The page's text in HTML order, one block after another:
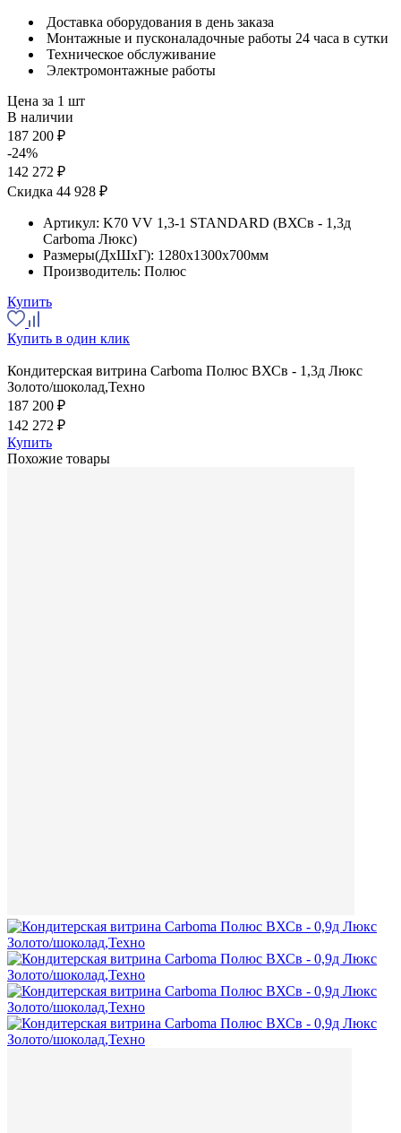
Доставка оборудования в день заказа
Монтажные и пусконаладочные работы 24 часа в сутки
Техническое обслуживание
Электромонтажные работы
Цена за 1 шт
В наличии
187 200 ₽
-24%
142 272 ₽
Скидка 44 928 ₽
Артикул: K70 VV 1,3-1 STANDARD (ВХСв - 1,3д
Carboma Люкс)
Размеры(ДхШхГ): 1280x1300x700мм
Производитель: Полюс
Купить
Купить в один клик
Кондитерская витрина Carboma Полюс ВХСв - 1,3д Люкс
Золото/шоколад,Техно
187 200 ₽
142 272 ₽
Купить
Похожие товары